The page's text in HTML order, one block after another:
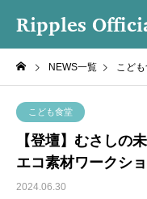
Ripples
NEWS一覧 こど
こども食堂
【登壇】むさしの
エコ素材ワークショ
2024.06.30